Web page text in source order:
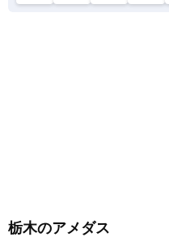
栃木のアメダス